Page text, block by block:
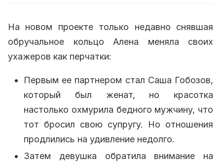
На новом проекте только недавно снявшая
обручальное кольцо Алена меняла своих
ухажеров как перчатки:
Первым ее партнером стал Саша Гобозов,
который был женат, но красотка
настолько охмурила бедного мужчину, что
тот бросил свою супругу. Но отношения
продлились на удивление недолго.
Затем девушка обратила внимание на